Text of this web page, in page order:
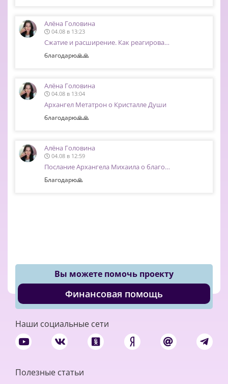
Алёна Головина
04.08 в 13:23
Сжатие и расширение. Как реагирова…
благодарю🙏🙏
Алёна Головина
04.08 в 13:04
Архангел Метатрон о Кристалле Души
благодарю🙏🙏
Алёна Головина
04.08 в 12:59
Послание Архангела Михаила о благо…
Благодарю🙏
Вы можете помочь проекту
Финансовая помощь
Наши социальные сети
Полезные статьи